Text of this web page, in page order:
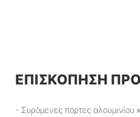
ΕΠΙΣΚΌΠΗΣΗ
- Συρόμενες πόρτες αλουμινίου